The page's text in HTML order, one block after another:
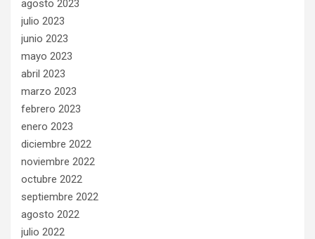
agosto 2023
julio 2023
junio 2023
mayo 2023
abril 2023
marzo 2023
febrero 2023
enero 2023
diciembre 2022
noviembre 2022
octubre 2022
septiembre 2022
agosto 2022
julio 2022